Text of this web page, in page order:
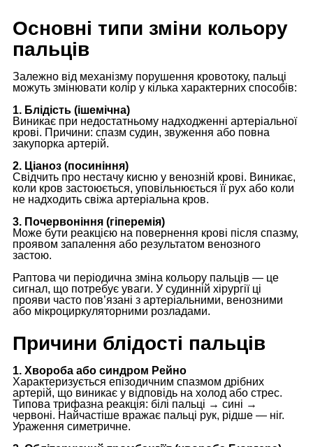
Основні типи зміни кольору
пальців
Залежно від механізму порушення кровотоку, пальці
можуть змінювати колір у кілька характерних способів:
1. Блідість (ішемічна)
Виникає при недостатньому надходженні артеріальної
крові. Причини: спазм судин, звуження або повна
закупорка артерій.
2. Ціаноз (посиніння)
Свідчить про нестачу кисню у венозній крові. Виникає,
коли кров застоюється, уповільнюється її рух або коли
не надходить свіжа артеріальна кров.
3. Почервоніння (гіперемія)
Може бути реакцією на повернення крові після спазму,
проявом запалення або результатом венозного
застою.
Раптова чи періодична зміна кольору пальців — це
сигнал, що потребує уваги. У судинній хірургії ці
прояви часто пов’язані з артеріальними, венозними
або мікроциркуляторними розладами.
Причини блідості пальців
1. Хвороба або синдром Рейно
Характеризується епізодичним спазмом дрібних
артерій, що виникає у відповідь на холод або стрес.
Типова трифазна реакція: білі пальці → сині →
червоні. Найчастіше вражає пальці рук, рідше — ніг.
Ураження симетричне.